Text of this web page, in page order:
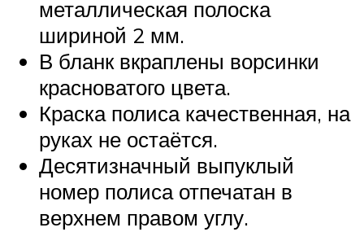
металлическая полоска
шириной 2 мм.
В бланк вкраплены ворсинки
красноватого цвета.
Краска полиса качественная, на
руках не остаётся.
Десятизначный выпуклый
номер полиса отпечатан в
верхнем правом углу.